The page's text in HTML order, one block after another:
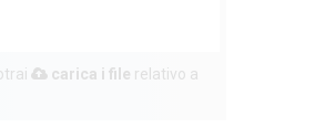
carica i file relativo a